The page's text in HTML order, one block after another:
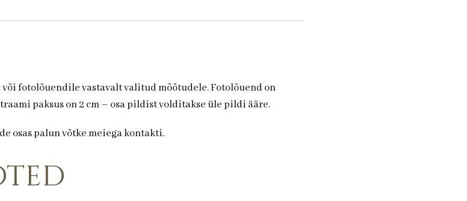
fotolõuendile vastavalt valitud mõõtudele. Fotolõuend on
paksus on 2 cm – osa pildist volditakse üle pildi ääre.
osas palun võtke meiega kontakti.